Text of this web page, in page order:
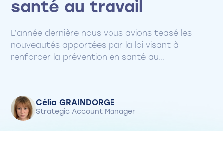
santé au travail
L’année dernière nous vous avions teasé les
nouveautés apportées par la loi visant à
renforcer la prévention en santé au...
Célia GRAINDORGE
Strategic Account Manager